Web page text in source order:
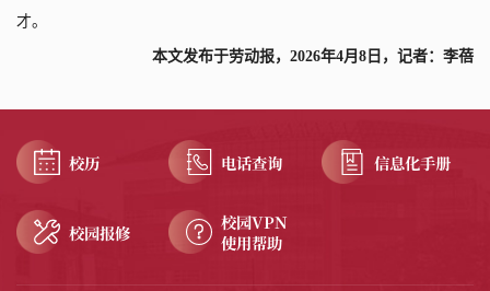
才。
本文发布于劳动报，2026年4月8日，记者：李蓓
校历 电话查询 信息化手册
校园报修
校园VPN
使用帮助